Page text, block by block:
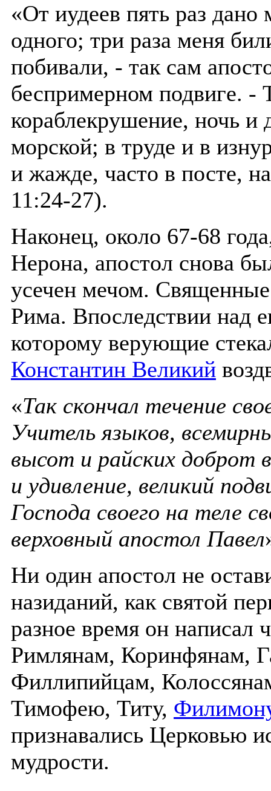
«От иудеев пять раз
одного; три раза меня
побивали, - так сам
беспримерном подвиге. -
кораблекрушение, ночь и
морской; в труде и в
и жажде, часто в посте,
11:24-27).
Наконец, около 67-68
Нерона, апостол снова
усечен мечом.
Рима. Впоследствии над
которому верующие
Константин Великий
«Так скончал течение
Учитель языков,
высот и райских доброт
и удивление, великий
Господа своего на теле
верховный апостол Павел
Ни один апостол не
назиданий, как святой
разное время он написал
Римлянам, Коринфянам,
Филлипийцам,
Тимофею, Титу,
признавались Церковью
мудрости.